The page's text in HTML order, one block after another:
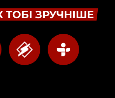
ТОБІ ЗРУЧНІШЕ